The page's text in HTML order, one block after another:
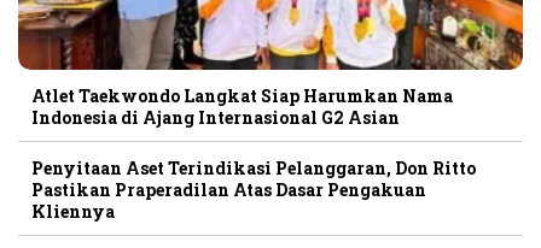
Atlet Taekwondo Langkat Siap Harumkan Nama
Indonesia di Ajang Internasional G2 Asian
Penyitaan Aset Terindikasi Pelanggaran, Don Ritto
Pastikan Praperadilan Atas Dasar Pengakuan
Kliennya